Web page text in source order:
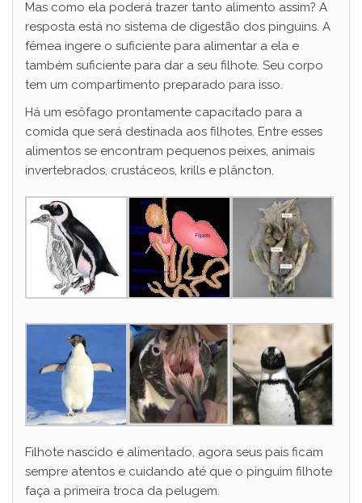
Mas como ela poderá trazer tanto alimento assim? A
resposta está no sistema de digestão dos pinguins. A
fêmea ingere o suficiente para alimentar a ela e
também suficiente para dar a seu filhote. Seu corpo
tem um compartimento preparado para isso.
Há um esôfago prontamente capacitado para a
comida que será destinada aos filhotes. Entre esses
alimentos se encontram pequenos peixes, animais
invertebrados, crustáceos, krills e plâncton.
Filhote nascido e alimentado, agora seus pais ficam
sempre atentos e cuidando até que o pinguim filhote
faça a primeira troca da pelugem.